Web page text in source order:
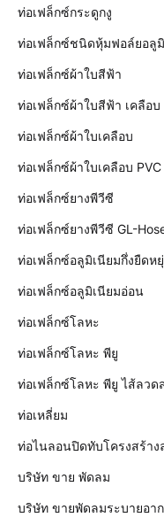
ท่อเฟล็กซ์กระดูกงู
ท่อเฟล็กซ์ชนิดหุ้มฟอล์ยอลู
ท่อเฟล็กซ์ผ้าใบสีฟ้า
ท่อเฟล็กซ์ผ้าใบสีฟ้า เคลือบ
ท่อเฟล็กซ์ผ้าใบเคลือบ
ท่อเฟล็กซ์ผ้าใบเคลือบ PVC
ท่อเฟล็กซ์ยางพีวีซี
ท่อเฟล็กซ์ยางพีวีซี GL-
ท่อเฟล็กซ์อลูมิเนียมกึ่งยืดห
ท่อเฟล็กซ์อลูมิเนียมอ่อน
ท่อเฟล็กซ์โลหะ
ท่อเฟล็กซ์โลหะ พียู
ท่อเฟล็กซ์โลหะ พียู ไส้ลวด
ท่อเหลี่ยม
ท่อไนลอนปิดทับโครงสร้าง
บริษัท ขาย พัดลม
บริษัท ขายพัดลมระบายอา